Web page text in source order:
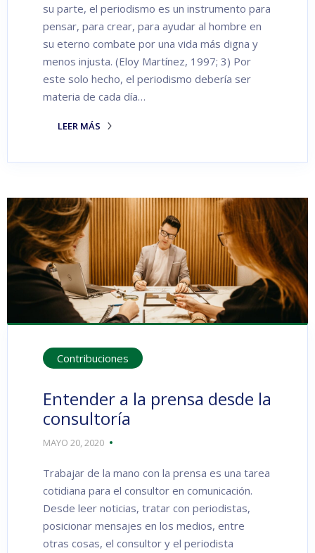
su parte, el periodismo es un instrumento para
pensar, para crear, para ayudar al hombre en
su eterno combate por una vida más digna y
menos injusta. (Eloy Martínez, 1997; 3) Por
este solo hecho, el periodismo debería ser
materia de cada día…
LEER MÁS
Contribuciones
Entender a la prensa desde la
consultoría
MAYO 20, 2020
Trabajar de la mano con la prensa es una tarea
cotidiana para el consultor en comunicación.
Desde leer noticias, tratar con periodistas,
posicionar mensajes en los medios, entre
otras cosas, el consultor y el periodista